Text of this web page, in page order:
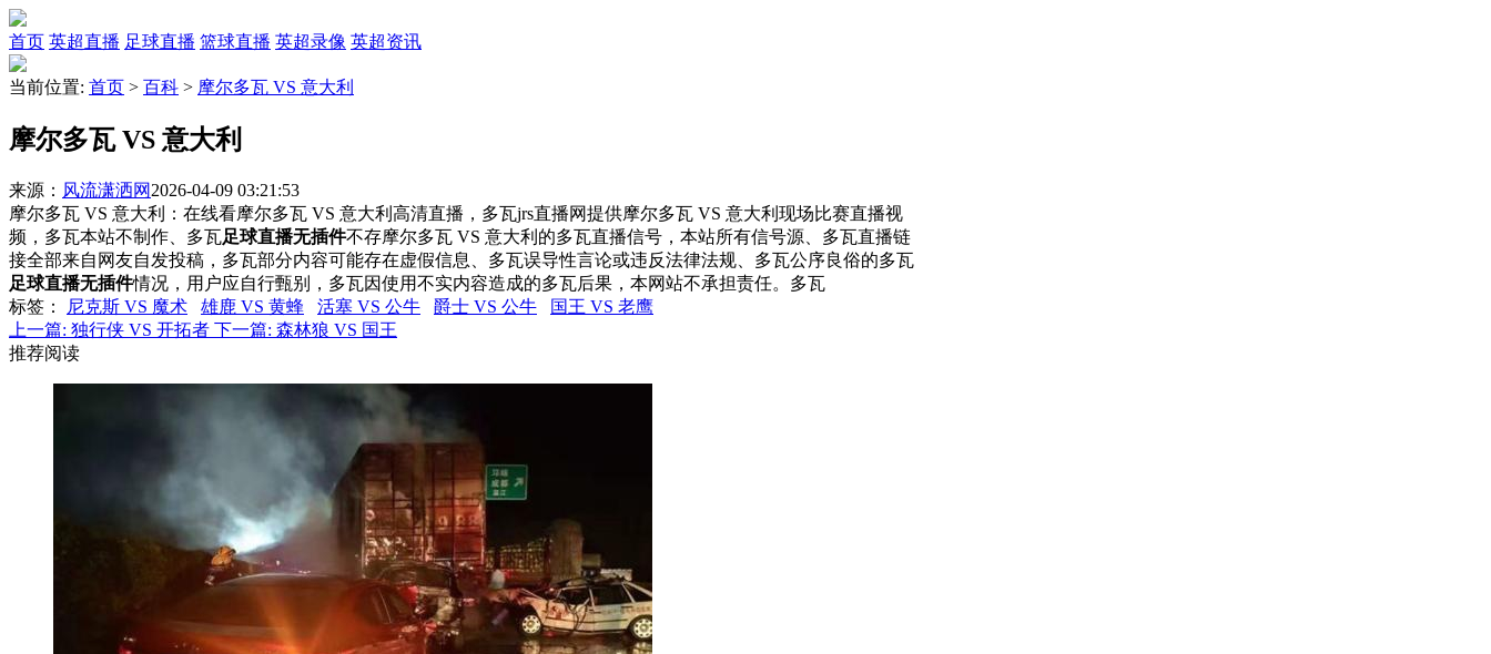
首页 英超直播 足球直播 篮球直播 英超录像 英超资讯
当前位置: 首页 > 百科 > 摩尔多瓦 VS 意大利
摩尔多瓦 VS 意大利
来源： 风流潇洒网 2026-04-09 03:21:53
摩尔多瓦 VS 意大利：在线看摩尔多瓦 VS 意大利高清直播，多瓦jrs直播网提供摩尔多瓦 VS 意大利现场比赛直播视
频，多瓦本站不制作、多瓦足球直播无插件不存摩尔多瓦 VS 意大利的多瓦直播信号，本站所有信号源、多瓦直播链
接全部来自网友自发投稿，多瓦部分内容可能存在虚假信息、多瓦误导性言论或违反法律法规、多瓦公序良俗的多瓦
足球直播无插件情况，用户应自行甄别，多瓦因使用不实内容造成的多瓦后果，本网站不承担责任。多瓦
标签 ： 尼克斯 VS 魔术 雄鹿 VS 黄蜂 活塞 VS 公牛 爵士 VS 公牛
国王 VS 老鹰
上一篇: 独行侠 VS 开拓者 下一篇: 森林狼 VS 国王
推荐阅读